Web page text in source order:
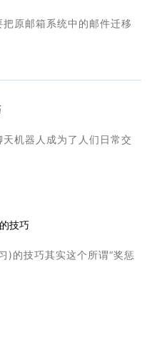
原邮箱系统中的邮件迁移
机器人成为了人们日常交
技巧
)的技巧其实这个所谓“奖惩